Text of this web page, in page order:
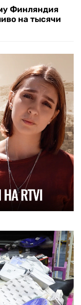
Финляндия
на тысячи